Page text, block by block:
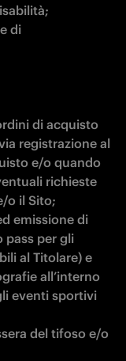
di
di acquisto
registrazione al
e/o quando
richieste
o il Sito;
emissione di
pass per gli
al Titolare) e
all’interno
eventi sportivi
del tifoso e/o